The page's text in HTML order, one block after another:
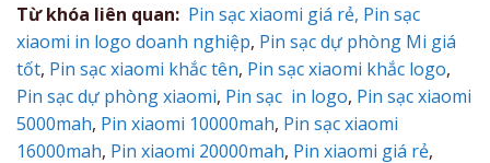
Từ khóa liên quan: Pin sạc xiaomi giá rẻ, Pin sạc
xiaomi in logo doanh nghiệp, Pin sạc dự phòng Mi giá
tốt, Pin sạc xiaomi khắc tên, Pin sạc xiaomi khắc logo,
Pin sạc dự phòng xiaomi, Pin sạc in logo, Pin sạc xiaomi
5000mah, Pin xiaomi 10000mah, Pin sạc xiaomi
16000mah, Pin xiaomi 20000mah, Pin xiaomi giá rẻ,